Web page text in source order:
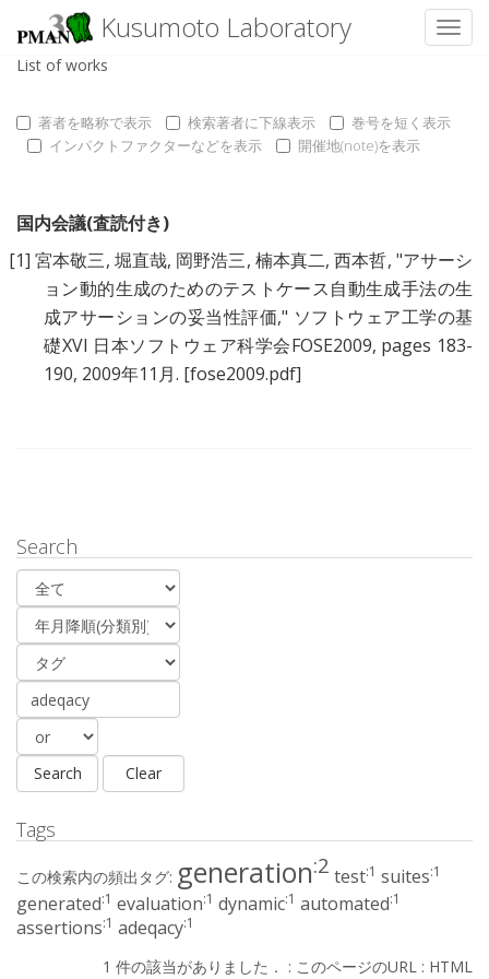
Kusumoto Laboratory
List of works
著者を略称で表示 検索著者に下線表示
巻号を短く表示
インパクトファクターなどを表示
開催地(note)を表示
国内会議(査読付き)
[1] 宮本敬三, 堀直哉, 岡野浩三, 楠本真二,西本哲, "アサーシ
ョン動的生成のためのテストケース自動生成手法の生
成アサーションの妥当性評価," ソフトウェア工学の基
礎XVI 日本ソフトウェア科学会FOSE2009, pages 183-
190, 2009年11月. [fose2009.pdf]
Search
Tags
この検索内の頻出タグ: generation:2 test:1 suites:1
generated:1 evaluation:1 dynamic:1 automated:1
assertions:1 adeqacy:1
1 件の該当がありました． : このページのURL : HTML